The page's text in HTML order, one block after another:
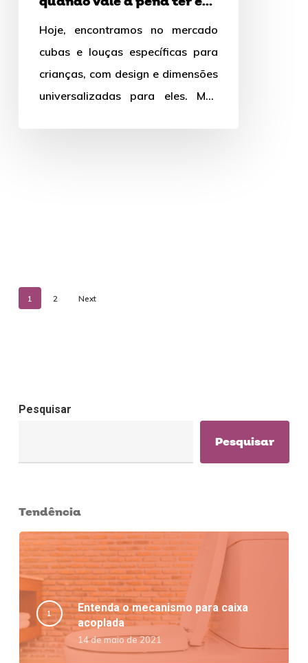
Hoje, encontramos no mercado
cubas e louças específicas para
crianças, com design e dimensões
universalizadas para eles. Mas
1 2 Next
Pesquisar
Pesquisar
Tendência
Entenda o mecanismo para caixa
acoplada
14 de maio de 2021